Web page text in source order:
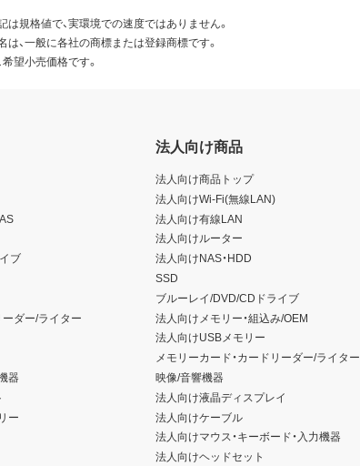
規格値で、実環境での速度ではありません。
、一般に各社の商標または登録商標です。
望小売価格です。
ブ
ーダー/ライター
器
ー
法人向け商品
法人向け商品トップ
法人向けWi-Fi(無線LAN)
法人向け有線LAN
法人向けルーター
法人向けNAS・HDD
SSD
ブルーレイ/DVD/CDドライブ
法人向けメモリー・組込み/OEM
法人向けUSBメモリー
メモリーカード・カードリーダー/ライター
映像/音響機器
法人向け液晶ディスプレイ
法人向けケーブル
法人向けマウス・キーボード・入力機器
法人向けヘッドセット